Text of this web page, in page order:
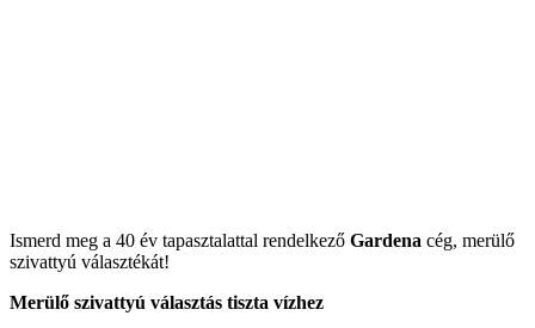
Ismerd meg a 40 év tapasztalattal rendelkező Gardena cég, merülő
szivattyú választékát!
Merülő szivattyú választás tiszta vízhez